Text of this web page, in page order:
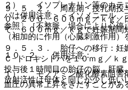
９．５．２． 周産期・授乳期投
０、２００、６００ｍｇ／ｋｇ／
で、６００ｍｇ／ｋｇで妊娠期間
９．５．３． 胎仔への移行：妊
Ｃ−ドロキシドパを１０ｍｇ／ｋ
投与後１時間目の胎仔の脳、肝臓
放射活性は母体と同じか少し低い
２）． イソプレナリン等のカテ
パは併用注意＞＜イソメニール、
参照〕［不整脈、場合により心停
（相加的に作用（心臓刺激作用）
１０．２． 併用注意：
１）． モノアミン酸化酵素阻害
血圧の異常上昇をきたすことがあ